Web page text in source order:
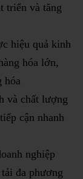
triển và tăng
hiệu quả kinh
hóa lớn,
hóa
và chất lượng
cận nhanh
nghiệp
đa phương